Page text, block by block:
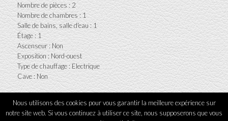
Nombre de pièces : 2
Nombre de chambres : 1
Salle de bains, salle d'eau : 1
Étage : 1
Ascenseur : Non
Exposition : Nord-ouest
Type de chauffage : Electrique
Cave : Non
L'Agence tous droits réservés 2026 - Mentions légales - Contact
Nous utilisons des cookies pour vous garantir la meilleure expérience sur
notre site web. Si vous continuez à utiliser ce site, nous supposerons que vous